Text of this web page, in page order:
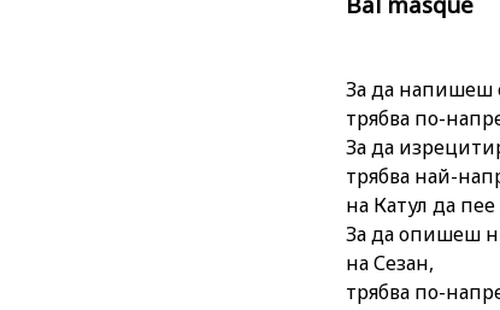
За да напишеш
трябва по-
За да
трябва най-
на Катул да
За да опишеш
на Сезан,
трябва по-